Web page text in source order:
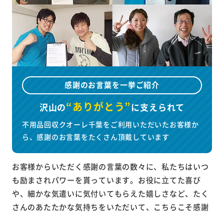
感謝のお言葉を一挙ご紹介
沢山の“ありがとう”に支えられて
不用品回収クオーレ千葉をご利用いただいたお客様か
ら、感謝のお言葉をたくさん頂戴しています
お客様からいただく感謝の言葉の数々に、私たちはいつ
も励まされパワーを貰っています。お役に立てた喜び
や、細かな気遣いに気付いてもらえた嬉しさなど、たく
さんのあたたかな気持ちをいただいて、こちらこそ感謝